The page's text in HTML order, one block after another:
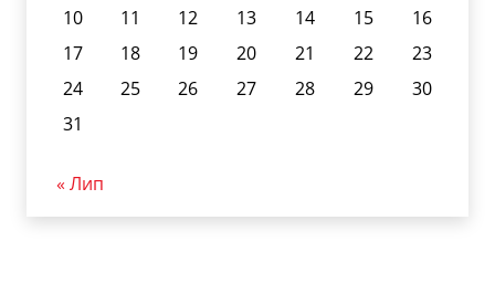
10
11 12 13 14 15
16
17
18 19 20 21 22
23
24
25 26 27 28 29
30
31
« Лип